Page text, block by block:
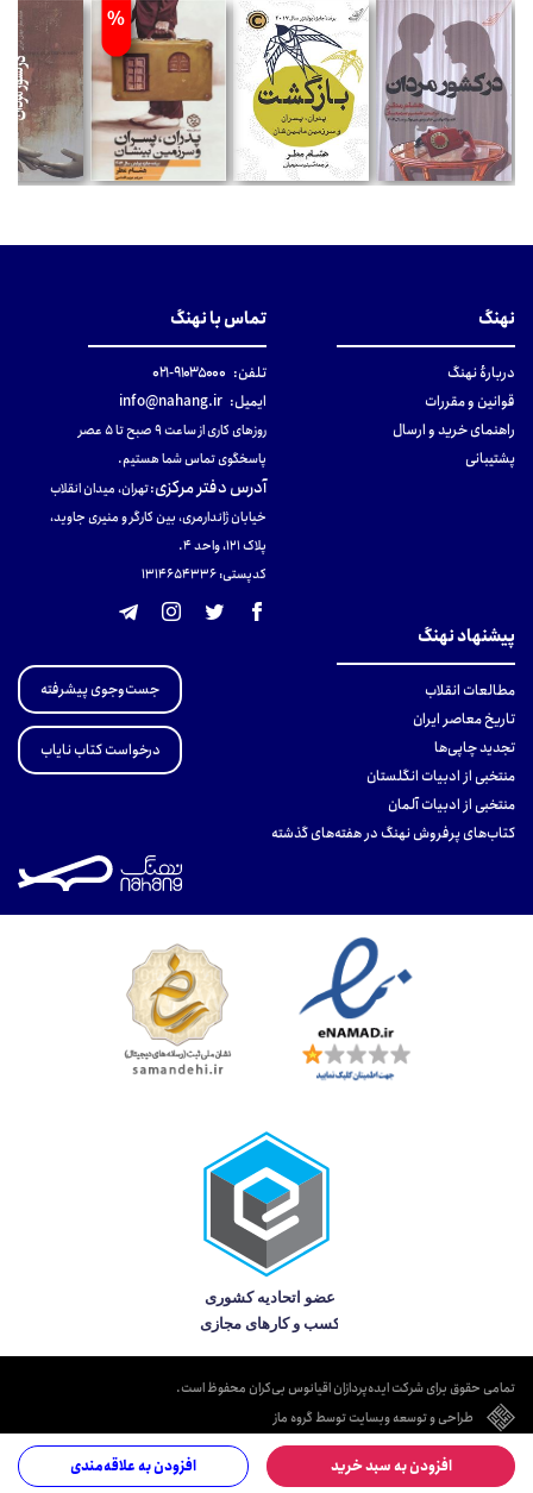
افزودن به سبد خرید افزودن به علاقه‌مندی
%
نهنگ
دربارهٔ نهنگ
قوانین و مقررات
راهنمای خرید و ارسال
پشتیبانی
تماس با نهنگ
تلفن: ۹۱۰۳۵۰۰۰-۰۲۱
ایمیل: info@nahang.ir
روزهای کاری از ساعت ۹ صبح تا ۵ عصر
پاسخگوی تماس شما هستیم.
آدرس دفتر مرکزی:تهران، میدان انقلاب
خیابان ژاندارمری، بین کارگر و منیری جاوید،
پلاک 121، واحد ۴.
کدپستی: 131465433۶
پیشنهاد نهنگ
مطالعات انقلاب
تاریخ معاصر ایران
تجدید چاپی‌ها
منتخبی از ادبیات انگلستان
منتخبی از ادبیات آلمان
کتاب‌های پرفروش نهنگ در هفته‌های گذشته
جست‌وجوی پیشرفته
درخواست کتاب نایاب
تمامی حقوق برای شرکت ایده‌پردازان اقیانوس بی‌کران محفوظ است.
طراحی و توسعه وبسایت توسط گروه ماز